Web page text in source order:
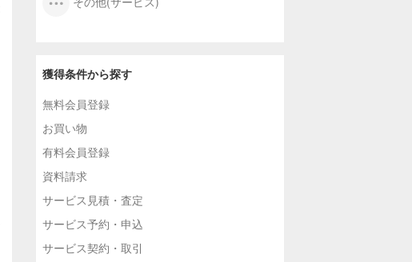
獲得条件から探す
無料会員登録
お買い物
有料会員登録
資料請求
サービス見積・査定
サービス予約・申込
サービス契約・取引